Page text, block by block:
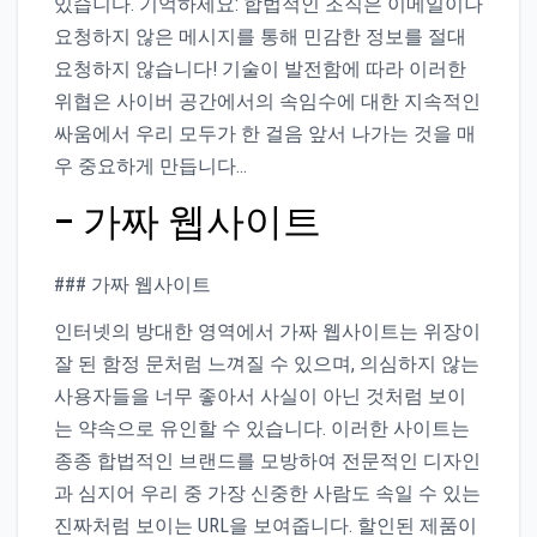
요청하지 않은 메시지를 통해 민감한 정보를 절대
요청하지 않습니다! 기술이 발전함에 따라 이러한
위협은 사이버 공간에서의 속임수에 대한 지속적인
싸움에서 우리 모두가 한 걸음 앞서 나가는 것을 매
우 중요하게 만듭니다…
– 가짜 웹사이트
### 가짜 웹사이트
인터넷의 방대한 영역에서 가짜 웹사이트는 위장이
잘 된 함정 문처럼 느껴질 수 있으며, 의심하지 않는
사용자들을 너무 좋아서 사실이 아닌 것처럼 보이
는 약속으로 유인할 수 있습니다. 이러한 사이트는
종종 합법적인 브랜드를 모방하여 전문적인 디자인
과 심지어 우리 중 가장 신중한 사람도 속일 수 있는
진짜처럼 보이는 URL을 보여줍니다. 할인된 제품이